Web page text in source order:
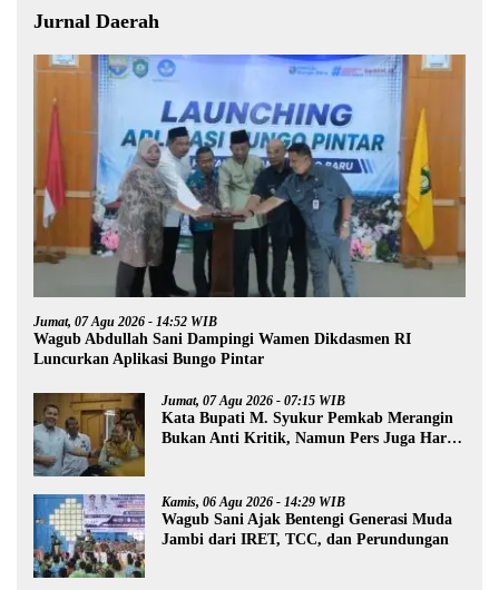
Jurnal Daerah
Jumat, 07 Agu 2026 - 14:52 WIB
Wagub Abdullah Sani Dampingi Wamen Dikdasmen RI
Luncurkan Aplikasi Bungo Pintar
Jumat, 07 Agu 2026 - 07:15 WIB
Kata Bupati M. Syukur Pemkab Merangin
Bukan Anti Kritik, Namun Pers Juga Harus
Kamis, 06 Agu 2026 - 14:29 WIB
Wagub Sani Ajak Bentengi Generasi Muda
Jambi dari IRET, TCC, dan Perundungan